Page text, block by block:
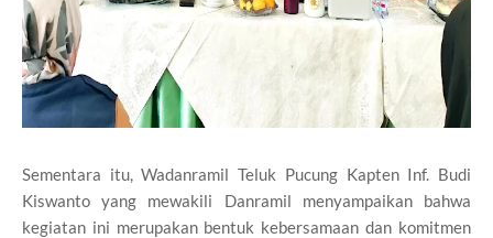
Sementara itu, Wadanramil Teluk Pucung Kapten Inf. Budi
Kiswanto yang mewakili Danramil menyampaikan bahwa
kegiatan ini merupakan bentuk kebersamaan dan komitmen